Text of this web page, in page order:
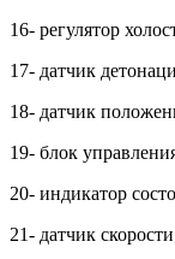
16- регулятор
17- датчик
18- датчик
19- блок
20- индикатор
21- датчик